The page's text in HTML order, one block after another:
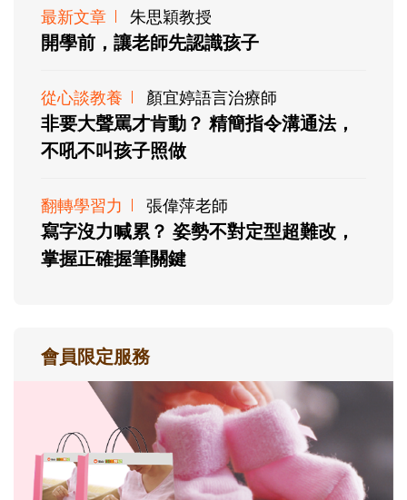
最新文章 朱思穎教授
開學前，讓老師先認識孩子
從心談教養 顏宜婷語言治療師
非要大聲罵才肯動？ 精簡指令溝通法，
不吼不叫孩子照做
翻轉學習力 張偉萍老師
寫字沒力喊累？ 姿勢不對定型超難改，
掌握正確握筆關鍵
會員限定服務